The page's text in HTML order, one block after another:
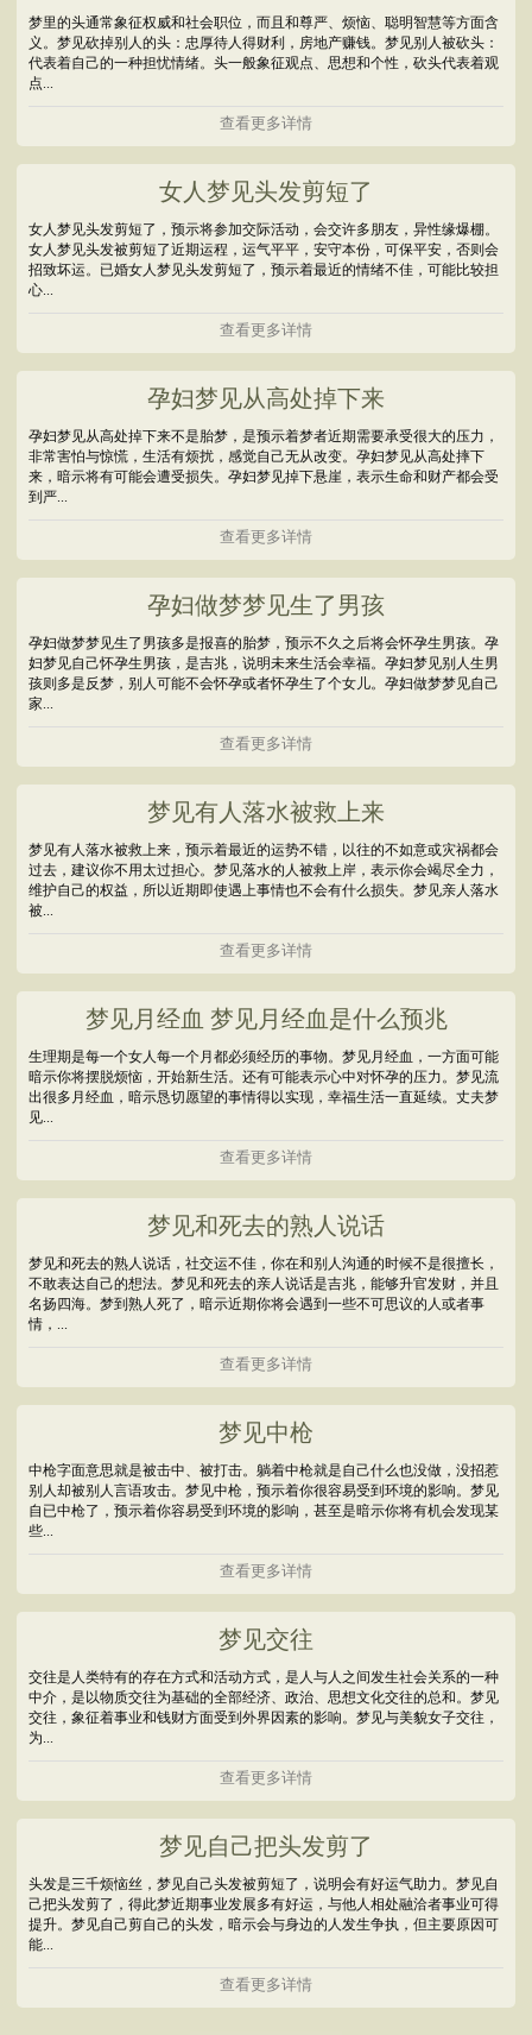
梦里的头通常象征权威和社会职位，而且和尊严、烦恼、聪明智慧等方面含
义。梦见砍掉别人的头：忠厚待人得财利，房地产赚钱。梦见别人被砍头：
代表着自己的一种担忧情绪。头一般象征观点、思想和个性，砍头代表着观
点...
查看更多详情
女人梦见头发剪短了
女人梦见头发剪短了，预示将参加交际活动，会交许多朋友，异性缘爆棚。
女人梦见头发被剪短了近期运程，运气平平，安守本份，可保平安，否则会
招致坏运。已婚女人梦见头发剪短了，预示着最近的情绪不佳，可能比较担
心...
查看更多详情
孕妇梦见从高处掉下来
孕妇梦见从高处掉下来不是胎梦，是预示着梦者近期需要承受很大的压力，
非常害怕与惊慌，生活有烦扰，感觉自己无从改变。孕妇梦见从高处摔下
来，暗示将有可能会遭受损失。孕妇梦见掉下悬崖，表示生命和财产都会受
到严...
查看更多详情
孕妇做梦梦见生了男孩
孕妇做梦梦见生了男孩多是报喜的胎梦，预示不久之后将会怀孕生男孩。孕
妇梦见自己怀孕生男孩，是吉兆，说明未来生活会幸福。孕妇梦见别人生男
孩则多是反梦，别人可能不会怀孕或者怀孕生了个女儿。孕妇做梦梦见自己
家...
查看更多详情
梦见有人落水被救上来
梦见有人落水被救上来，预示着最近的运势不错，以往的不如意或灾祸都会
过去，建议你不用太过担心。梦见落水的人被救上岸，表示你会竭尽全力，
维护自己的权益，所以近期即使遇上事情也不会有什么损失。梦见亲人落水
被...
查看更多详情
梦见月经血 梦见月经血是什么预兆
生理期是每一个女人每一个月都必须经历的事物。梦见月经血，一方面可能
暗示你将摆脱烦恼，开始新生活。还有可能表示心中对怀孕的压力。梦见流
出很多月经血，暗示恳切愿望的事情得以实现，幸福生活一直延续。丈夫梦
见...
查看更多详情
梦见和死去的熟人说话
梦见和死去的熟人说话，社交运不佳，你在和别人沟通的时候不是很擅长，
不敢表达自己的想法。梦见和死去的亲人说话是吉兆，能够升官发财，并且
名扬四海。梦到熟人死了，暗示近期你将会遇到一些不可思议的人或者事
情，...
查看更多详情
梦见中枪
中枪字面意思就是被击中、被打击。躺着中枪就是自己什么也没做，没招惹
别人却被别人言语攻击。梦见中枪，预示着你很容易受到环境的影响。梦见
自已中枪了，预示着你容易受到环境的影响，甚至是暗示你将有机会发现某
些...
查看更多详情
梦见交往
交往是人类特有的存在方式和活动方式，是人与人之间发生社会关系的一种
中介，是以物质交往为基础的全部经济、政治、思想文化交往的总和。梦见
交往，象征着事业和钱财方面受到外界因素的影响。梦见与美貌女子交往，
为...
查看更多详情
梦见自己把头发剪了
头发是三千烦恼丝，梦见自己头发被剪短了，说明会有好运气助力。梦见自
己把头发剪了，得此梦近期事业发展多有好运，与他人相处融洽者事业可得
提升。梦见自己剪自己的头发，暗示会与身边的人发生争执，但主要原因可
能...
查看更多详情